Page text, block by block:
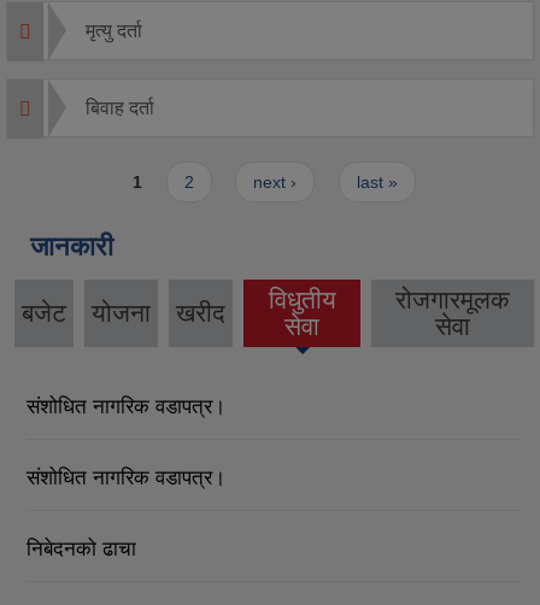
मृत्यु दर्ता
बिवाह दर्ता
1 2 next › last »
जानकारी
बजेट योजना खरीद
विधुतीय
सेवा
(active
tab)
रोजगारमूलक
सेवा
संशोधित नागरिक वडापत्र।
संशोधित नागरिक वडापत्र।
निबेदनको ढाचा